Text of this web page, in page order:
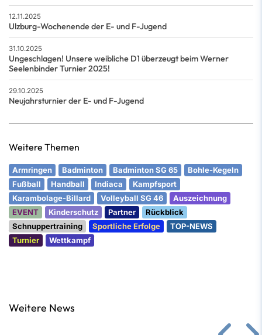
12.11.2025
Ulzburg-Wochenende der E- und F-Jugend
31.10.2025
Ungeschlagen! Unsere weibliche D1 überzeugt beim Werner
Seelenbinder Turnier 2025!
29.10.2025
Neujahrsturnier der E- und F-Jugend
Weitere Themen
Armringen Badminton Badminton SG 65
Bohle-Kegeln
Fußball
Handball Indiaca
Kampfsport
Karambolage-Billard
Volleyball SG 46
Auszeichnung
EVENT
Kinderschutz Partner
Rückblick
Schnuppertraining
Sportliche Erfolge
TOP-NEWS
Turnier
Wettkampf
Weitere News